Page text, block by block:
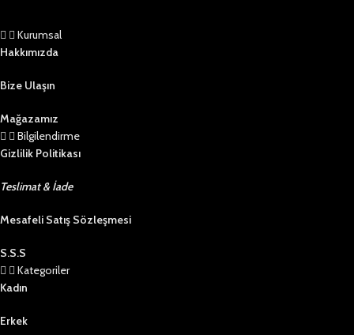
Kurumsal
Hakkımızda
Bize Ulaşın
Mağazamız
Bilgilendirme
Gizlilik Politikası
Teslimat & İade
Mesafeli Satış Sözleşmesi
S.S.S
Kategoriler
Kadın
Erkek